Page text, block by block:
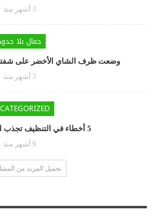
3 أشهر منذ
جمال بلا
وضعت ظرف الشاي الأخضر على
3 أشهر منذ
5 أخطاء في التنظيف تجذب الغبار إلى المنزل
9 أشهر منذ
تحميل المزيد من